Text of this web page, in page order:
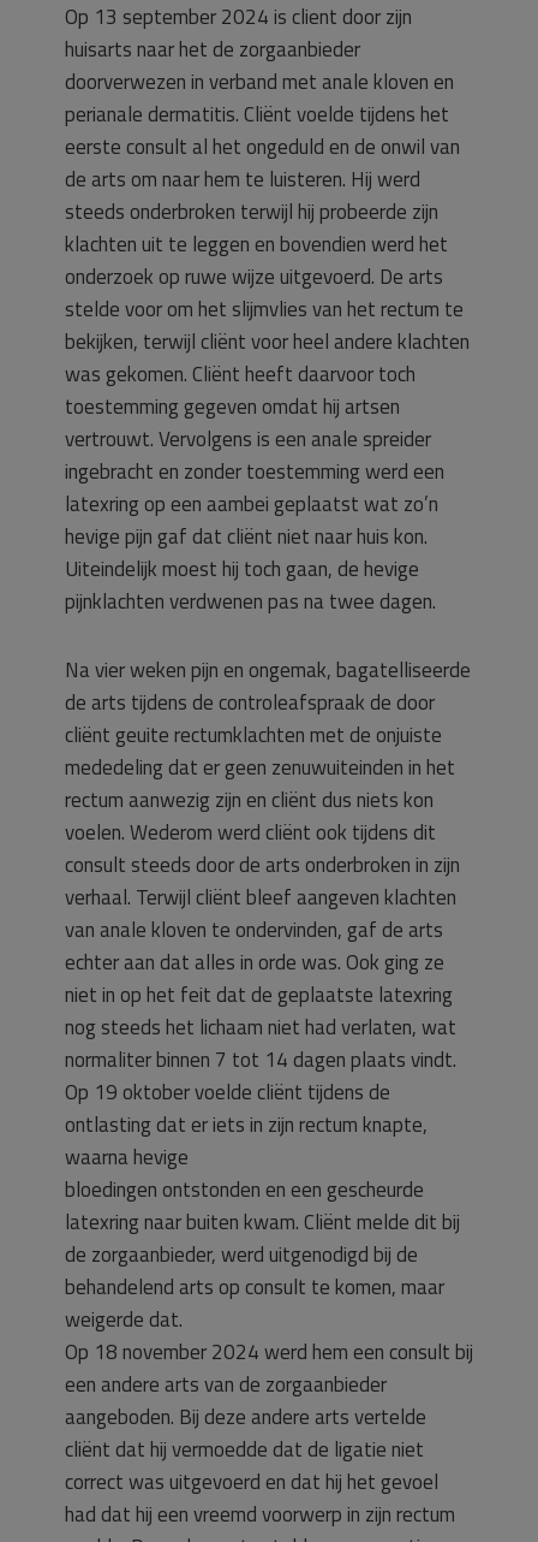
Op 13 september 2024 is client door zijn
huisarts naar het de zorgaanbieder
doorverwezen in verband met anale kloven en
perianale dermatitis. Cliënt voelde tijdens het
eerste consult al het ongeduld en de onwil van
de arts om naar hem te luisteren. Hij werd
steeds onderbroken terwijl hij probeerde zijn
klachten uit te leggen en bovendien werd het
onderzoek op ruwe wijze uitgevoerd. De arts
stelde voor om het slijmvlies van het rectum te
bekijken, terwijl cliënt voor heel andere klachten
was gekomen. Cliënt heeft daarvoor toch
toestemming gegeven omdat hij artsen
vertrouwt. Vervolgens is een anale spreider
ingebracht en zonder toestemming werd een
latexring op een aambei geplaatst wat zo’n
hevige pijn gaf dat cliënt niet naar huis kon.
Uiteindelijk moest hij toch gaan, de hevige
pijnklachten verdwenen pas na twee dagen.
Na vier weken pijn en ongemak, bagatelliseerde
de arts tijdens de controleafspraak de door
cliënt geuite rectumklachten met de onjuiste
mededeling dat er geen zenuwuiteinden in het
rectum aanwezig zijn en cliënt dus niets kon
voelen. Wederom werd cliënt ook tijdens dit
consult steeds door de arts onderbroken in zijn
verhaal. Terwijl cliënt bleef aangeven klachten
van anale kloven te ondervinden, gaf de arts
echter aan dat alles in orde was. Ook ging ze
niet in op het feit dat de geplaatste latexring
nog steeds het lichaam niet had verlaten, wat
normaliter binnen 7 tot 14 dagen plaats vindt.
Op 19 oktober voelde cliënt tijdens de
ontlasting dat er iets in zijn rectum knapte,
waarna hevige
bloedingen ontstonden en een gescheurde
latexring naar buiten kwam. Cliënt melde dit bij
de zorgaanbieder, werd uitgenodigd bij de
behandelend arts op consult te komen, maar
weigerde dat.
Op 18 november 2024 werd hem een consult bij
een andere arts van de zorgaanbieder
aangeboden. Bij deze andere arts vertelde
cliënt dat hij vermoedde dat de ligatie niet
correct was uitgevoerd en dat hij het gevoel
had dat hij een vreemd voorwerp in zijn rectum